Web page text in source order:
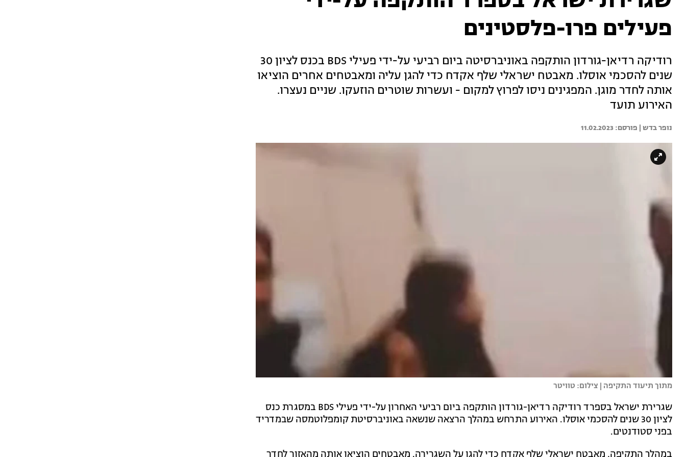
פעילים פרו-פלסטינים
רודיקה רדיאן-גורדון הותקפה באוניברסיטה ביום רביעי על-ידי פעילי BDS בכנס לציון 30
שנים להסכמי אוסלו. מאבטח ישראלי שלף אקדח כדי להגן עליה ומאבטחים אחרים הוציאו
אותה לחדר מוגן. המפגינים ניסו לפרוץ למקום - ועשרות שוטרים הוזעקו. שניים נעצרו.
האירוע תועד
נופר בדש | 11.02.2023
מתוך תיעוד התקיפה | צילום: טוויטר
שגרירת ישראל בספרד רודיקה רדיאן-גורדון הותקפה ביום רביעי האחרון על-ידי פעילי BDS במסגרת כנס
לציון 30 שנים להסכמי אוסלו. האירוע התרחש במהלך הרצאה שנשאה באוניברסיטת קומפלוטמסה שבמדריד
בפני סטודנטים.
במהלך התקיפה, מאבטח ישראלי שלף אקדח כדי להגן על השגרירה. מאבטחים הוציאו אותה מהאזור לחדר